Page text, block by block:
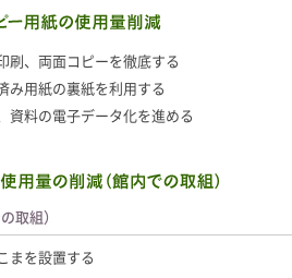
刷、両面コピーを徹底する
み用紙の裏紙を利用する
資料の電子データ化を進める
取組）
まを設置する